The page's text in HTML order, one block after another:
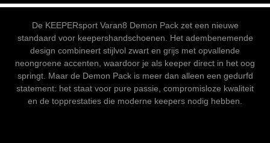
De KEEPERsport Varan8 Demon Pack zet een nieuwe
standaard voor keepershandschoenen. Het adembenemende
design combineert stijlvol zwart en grijs met opvallende
neongroene accenten, waardoor je als keeper direct in het oog
springt. Maar de Demon Pack is meer dan alleen een gedurfd
statement: het staat voor pure passie, compromisloze kwaliteit
en de topprestaties die moderne keepers nodig hebben.